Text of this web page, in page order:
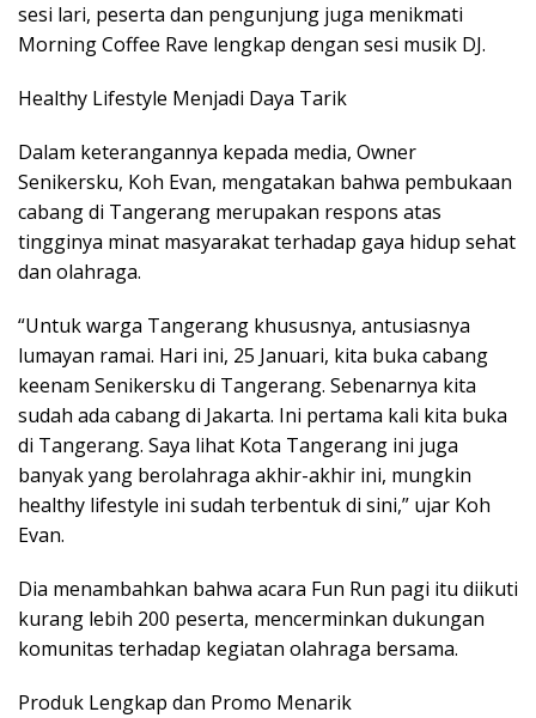
sesi lari, peserta dan pengunjung juga menikmati
Morning Coffee Rave lengkap dengan sesi musik DJ.
Healthy Lifestyle Menjadi Daya Tarik
Dalam keterangannya kepada media, Owner
Senikersku, Koh Evan, mengatakan bahwa pembukaan
cabang di Tangerang merupakan respons atas
tingginya minat masyarakat terhadap gaya hidup sehat
dan olahraga.
“Untuk warga Tangerang khususnya, antusiasnya
lumayan ramai. Hari ini, 25 Januari, kita buka cabang
keenam Senikersku di Tangerang. Sebenarnya kita
sudah ada cabang di Jakarta. Ini pertama kali kita buka
di Tangerang. Saya lihat Kota Tangerang ini juga
banyak yang berolahraga akhir-akhir ini, mungkin
healthy lifestyle ini sudah terbentuk di sini,” ujar Koh
Evan.
Dia menambahkan bahwa acara Fun Run pagi itu diikuti
kurang lebih 200 peserta, mencerminkan dukungan
komunitas terhadap kegiatan olahraga bersama.
Produk Lengkap dan Promo Menarik